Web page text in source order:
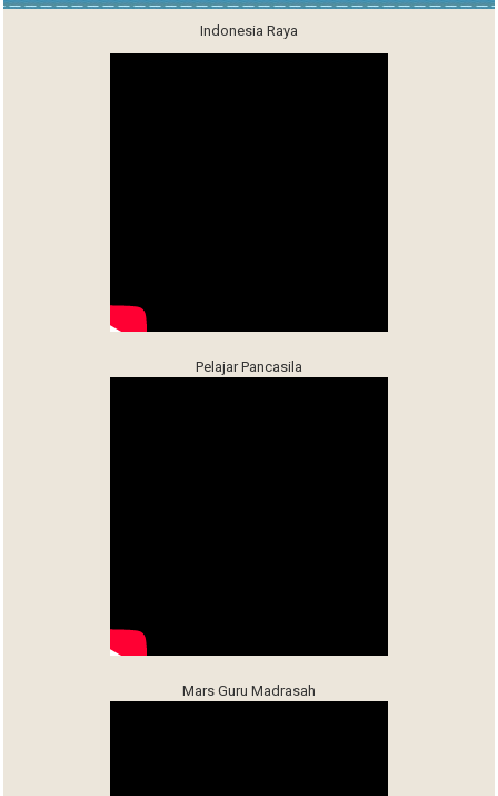
Indonesia Raya
Pelajar Pancasila
Mars Guru Madrasah